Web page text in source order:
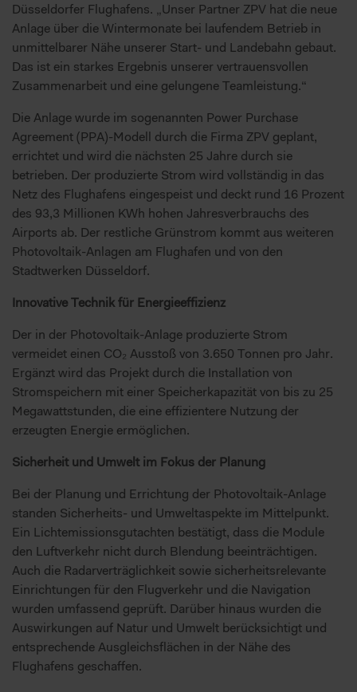
Düsseldorfer Flughafens. „Unser Partner ZPV hat die neue
Anlage über die Wintermonate bei laufendem Betrieb in
unmittelbarer Nähe unserer Start- und Landebahn gebaut.
Das ist ein starkes Ergebnis unserer vertrauensvollen
Zusammenarbeit und eine gelungene Teamleistung.“
Die Anlage wurde im sogenannten Power Purchase
Agreement (PPA)-Modell durch die Firma ZPV geplant,
errichtet und wird die nächsten 25 Jahre durch sie
betrieben. Der produzierte Strom wird vollständig in das
Netz des Flughafens eingespeist und deckt rund 16 Prozent
des 93,3 Millionen KWh hohen Jahresverbrauchs des
Airports ab. Der restliche Grünstrom kommt aus weiteren
Photovoltaik-Anlagen am Flughafen und von den
Stadtwerken Düsseldorf.
Innovative Technik für Energieeffizienz
Der in der Photovoltaik-Anlage produzierte Strom
vermeidet einen CO₂ Ausstoß von 3.650 Tonnen pro Jahr.
Ergänzt wird das Projekt durch die Installation von
Stromspeichern mit einer Speicherkapazität von bis zu 25
Megawattstunden, die eine effizientere Nutzung der
erzeugten Energie ermöglichen.
Sicherheit und Umwelt im Fokus der Planung
Bei der Planung und Errichtung der Photovoltaik-Anlage
standen Sicherheits- und Umweltaspekte im Mittelpunkt.
Ein Lichtemissionsgutachten bestätigt, dass die Module
den Luftverkehr nicht durch Blendung beeinträchtigen.
Auch die Radarverträglichkeit sowie sicherheitsrelevante
Einrichtungen für den Flugverkehr und die Navigation
wurden umfassend geprüft. Darüber hinaus wurden die
Auswirkungen auf Natur und Umwelt berücksichtigt und
entsprechende Ausgleichsflächen in der Nähe des
Flughafens geschaffen.